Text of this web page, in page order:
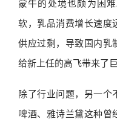
蒙牛的处境也颇为困
软，乳品消费增长速度
供应过剩，导致国内乳
给新上任的高飞带来了
除了行业问题，另一个
啤酒、雅诗兰黛这种曾